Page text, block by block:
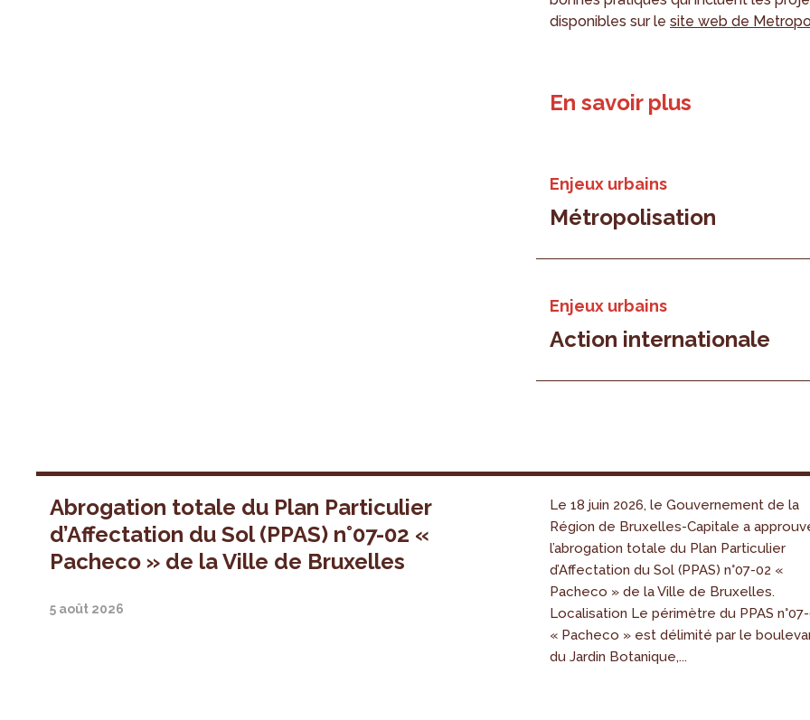
disponibles sur lesite web de
En savoir plus
Enjeux urbains
Métropolisation
Enjeux urbains
Action internationale
Abrogation totale du Plan Particulier
d’Affectation du Sol (PPAS) n°07-02 «
Pacheco » de la Ville de Bruxelles
5 août 2026
Le 18 juin 2026, le Gouvernement de la
Région de Bruxelles-Capitale a
l’abrogation totale du Plan Particulier
d’Affectation du Sol (PPAS) n°07-02 «
Pacheco » de la Ville de Bruxelles.
Localisation Le périmètre du PPAS
« Pacheco » est délimité par le
du Jardin Botanique,...